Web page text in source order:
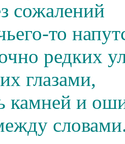
сожалений
то
редких
глазами,
камней и